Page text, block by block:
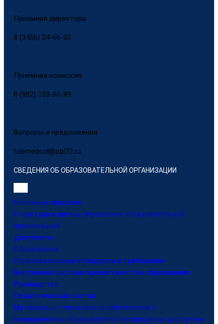
Приёмная директора
8 (3456) 24-66-20
Приёмная комиссия
8 (982) 133-88-89
Вопросы и предложения
tobmedcol@obl72.ru
СВЕДЕНИЯ ОБ ОБРАЗОВАТЕЛЬНОЙ ОРГАНИЗАЦИИ
Основные сведения
Структура и органы управления образовательной
организацией
Документы
Образование
Образовательные стандарты и требования
Внутренняя система оценки качества образования
Руководство
Педагогический состав
Материально-техническое обеспечение и
оснащенность образовательного процесса. доступная